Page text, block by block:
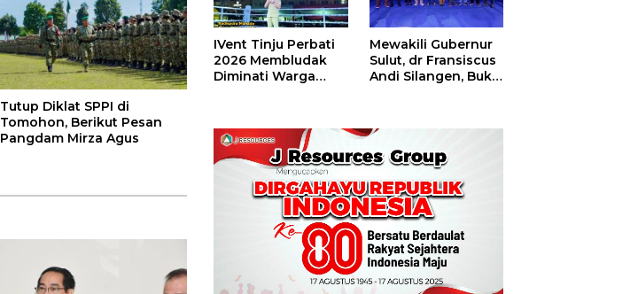
Tutup Diklat SPPI di
Tomohon, Berikut Pesan
Pangdam Mirza Agus
IVent Tinju Perbati
2026 Membludak
Diminati Warga
Mewakili Gubernur
Sulut, dr Fransiscus
Andi Silangen, Buka
Piala Wali Kota
Manado